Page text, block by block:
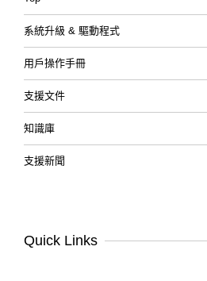
系統升級 & 驅動程式
用戶操作手冊
支援文件
知識庫
支援新聞
Quick Links